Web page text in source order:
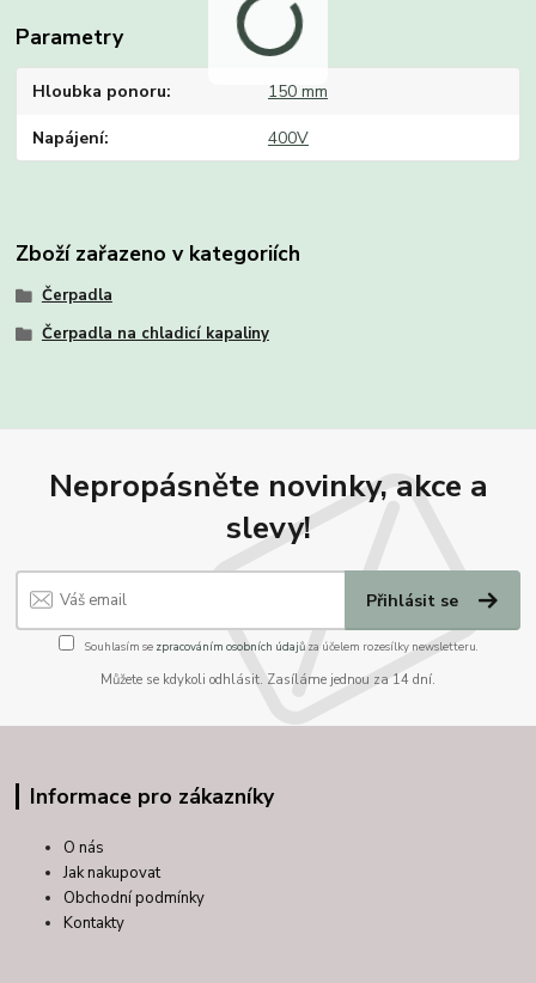
Parametry
Hloubka ponoru 150 mm
Napájení 400V
Zboží zařazeno v kategoriích
Čerpadla
Čerpadla na chladicí kapaliny
Nepropásněte novinky, akce a
slevy!
Přihlásit se
Souhlasím se zpracováním osobních údajůza účelem rozesílky newsletteru.
Můžete se kdykoli odhlásit. Zasíláme jednou za 14 dní.
Informace pro zákazníky
O nás
Jak nakupovat
Obchodní podmínky
Kontakty